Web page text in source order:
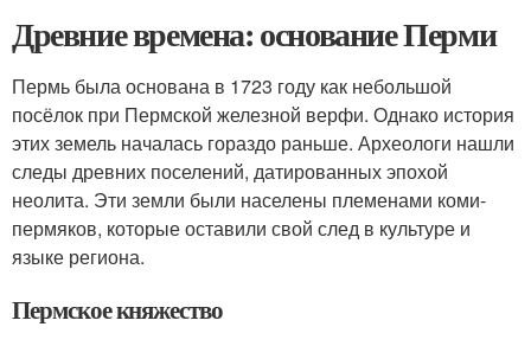
Древние времена: основание Перми
Пермь была основана в 1723 году как небольшой
посёлок при Пермской железной верфи. Однако история
этих земель началась гораздо раньше. Археологи нашли
следы древних поселений, датированных эпохой
неолита. Эти земли были населены племенами коми-
пермяков, которые оставили свой след в культуре и
языке региона.
Пермское княжество